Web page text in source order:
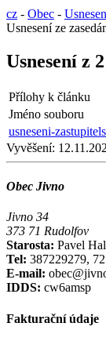
cz - Obec -
Usnesení ze
Usnesení z
Přílohy k článku
Jméno souboru
usneseni-
Vyvěšení:
Obec Jivno
Jivno 34
373 71 Rudolfov
Starosta: Pavel
Tel: 387229279,
E-mail:
IDDS: cw6amsp
Fakturační údaje